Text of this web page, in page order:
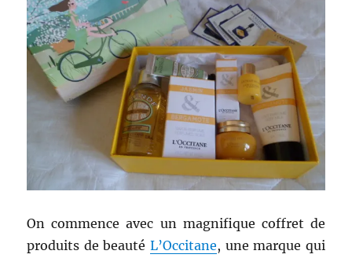
On commence avec un magnifique coffret de
produits de beauté L’Occitane, une marque qui